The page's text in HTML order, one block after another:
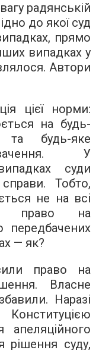
радянській
до якої суд
прямо
випадках у
Автори
цієї норми:
на будь-
будь-яке
У
суди
Тобто,
не на всі
право на
— як?
право на
Власне
Наразі
апеляційного
рішення суду,